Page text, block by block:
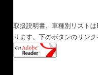
取扱説明書、車種別リスト
ります。下のボタンのリン